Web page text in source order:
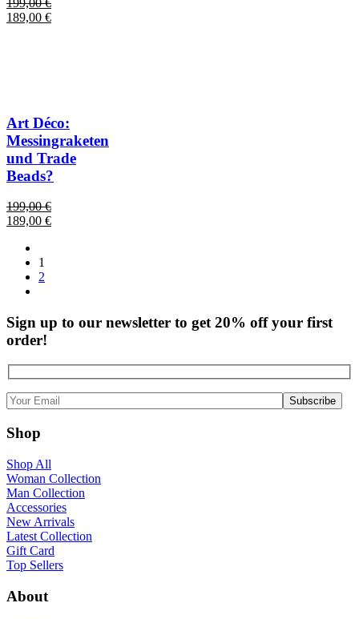
199,00€
Ursprünglicher
189,00 €Aktueller
Art Déco:
Messingraketen
und Trade
Beads?
199,00€
Ursprünglicher
war:
199,00 €
189,00 €Aktueller
1
2
Sign up to our newsletter to get 20% off your first
order!
Shop
Shop All
Woman Collection
Man Collection
Accessories
New Arrivals
Latest Collection
Gift Card
Top Sellers
About